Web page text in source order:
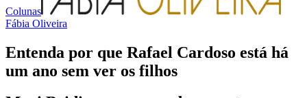
Colunas
Fábia Oliveira
Entenda por que Rafael Cardoso está há
um ano sem ver os filhos